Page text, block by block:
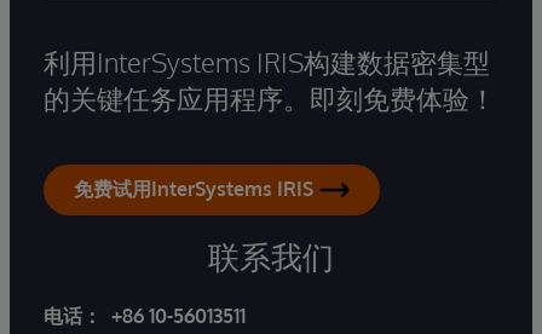
利用InterSystems IRIS构建数据密集型
的关键任务应用程序。即刻免费体验！
免费试用InterSystems IRIS
联系我们
电话：
+86 10-56013511